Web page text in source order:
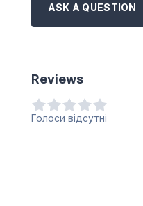
ASK A QUESTION
Reviews
Голоси відсутні